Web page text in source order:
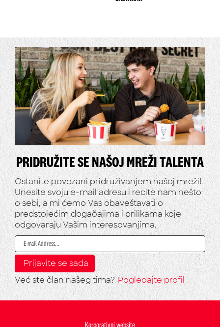
PRIDRUŽITE SE NAŠOJ MREŽI TALENTA
Ostanite povezani pridruživanjem našoj mreži!
Unesite svoju e-mail adresu i recite nam nešto
o sebi, a mi ćemo Vas obaveštavati o
predstojećim dogaðajima i prilikama koje
odgovaraju Vašim interesovanjima.
Već ste član našeg tima? Pogledajte profil
Korporativni website